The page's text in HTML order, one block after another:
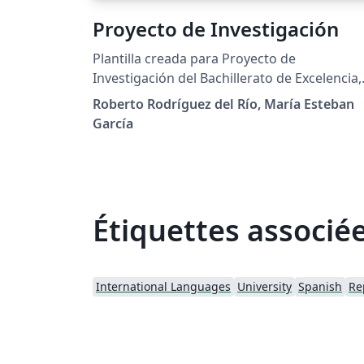
Proyecto de Investigación
Plantilla creada para Proyecto de
Investigación del Bachillerato de Excelencia,
IES San Mateo, Madrid, Spain
Roberto Rodríguez del Río, María Esteban
García
Étiquettes
International Languages University Spanish